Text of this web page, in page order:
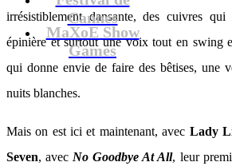
Cannes
MaXoE Show
Games
irrésistiblement dansante, des cuivres
épinière et surtout une voix tout en swing
qui donne envie de faire des bêtises, une
nuits blanches.
Mais on est ici et maintenant, avec Lady
Seven, avec No Goodbye At All, leur